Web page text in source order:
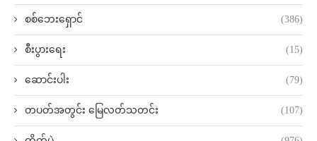
စစ်ဘေးရှောင် (386)
စီးပွားရေး (15)
ဆောင်းပါး (79)
တပတ်အတွင်း မြေလတ်သတင်း (107)